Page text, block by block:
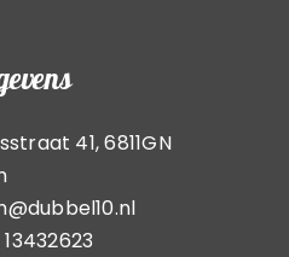
41, 6811GN